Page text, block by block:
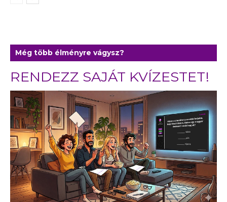
Még több élményre vágysz?
RENDEZZ SAJÁT KVÍZESTET!